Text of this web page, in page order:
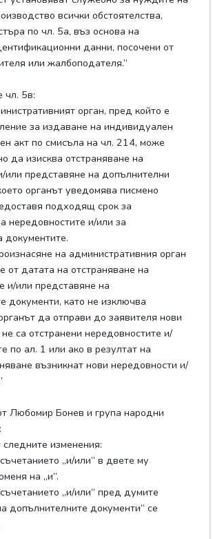
всички обстоятелства,
по чл. 5а, въз основа на
данни, посочени от
или жалбоподателя.”
чл. 5в:
орган, пред който е
за издаване на индивидуален
акт по смисъла на чл. 214, може
да изисква отстраняване на
или представяне на допълнителни
органът уведомява писмено
подходящ срок за
нередовностите и/или за
документите.
на административния орган
от датата на отстраняване на
и/или представяне на
документи, като не изключва
да отправи до заявителя нови
са отстранени нередовностите и/
по ал. 1 или ако в резултат на
възникнат нови нередовности и/
Любомир Бонев и група народни
изменения:
„и/или“ в двете му
на „и“.
„и/или“ пред думите
допълнителните документи“ се